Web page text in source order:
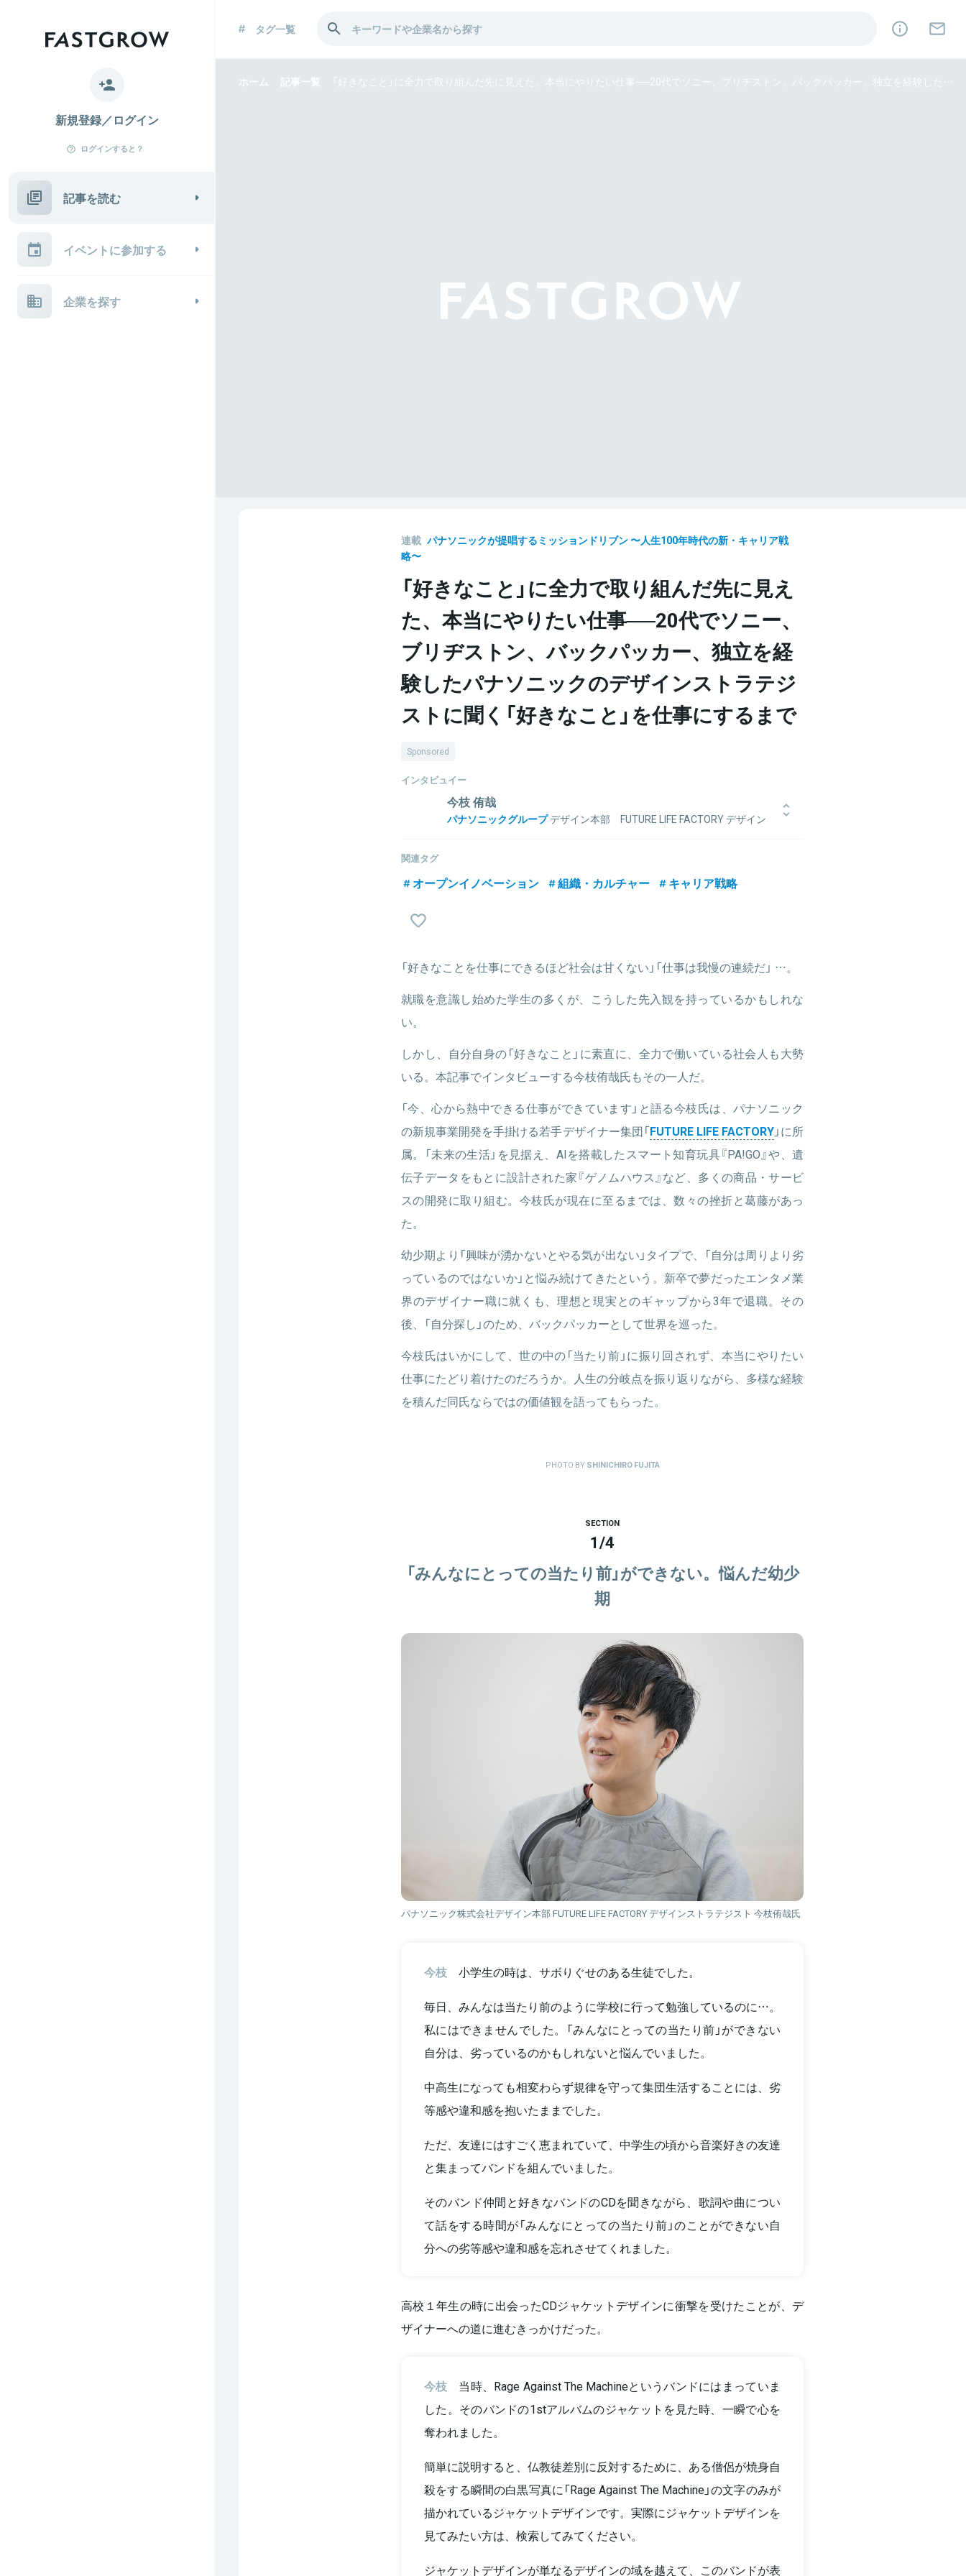
新規登録／ログイン
ログインすると？
記事を読む
イベントに参加する
企業を探す
タグ一覧
ホーム 記事一覧 「好きなこと」に全力で取り組んだ先に見えた、本当にやりたい仕事──20代でソニー、ブリヂストン、バックパッカー、独立を経験したパナソニックのデザインストラテジストに聞く「好きなこと」を仕事にするまで
連載 パナソニックが提唱するミッションドリブン 〜人生100年時代の新・キャリア戦
略〜
「好きなこと」に全力で取り組んだ先に見え
た、本当にやりたい仕事──20代でソニー、
ブリヂストン、バックパッカー、独立を経
験したパナソニックのデザインストラテジ
ストに聞く「好きなこと」を仕事にするまで
Sponsored
インタビュイー
今枝 侑哉
パナソニックグループデザイン本部 FUTURE LIFE FACTORY デザイン
新卒で株式会社ソニー・インタラクティブエンターテインメント入社。
その後フリーランスにて主に新規事業のデザインコンサルティング業務を経て、
先行デザイン開発のプロジェクトリードやミラノサローネ2018のブランドビジョン発信
関連情報をみる
関連タグ
オープンイノベーション 組織・カルチャー キャリア戦略
「好きなことを仕事にできるほど社会は甘くない」「仕事は我慢の連続だ」 …。
就職を意識し始めた学生の多くが、こうした先入観を持っているかもしれな
い。
しかし、自分自身の「好きなこと」に素直に、全力で働いている社会人も大勢
いる。本記事でインタビューする今枝侑哉氏もその一人だ。
「今、心から熱中できる仕事ができています」と語る今枝氏は、パナソニック
の新規事業開発を手掛ける若手デザイナー集団「FUTURE LIFE FACTORY」に所
属。「未来の生活」を見据え、AIを搭載したスマート知育玩具『PA!GO』や、遺
伝子データをもとに設計された家『ゲノムハウス』など、多くの商品・サービ
スの開発に取り組む。今枝氏が現在に至るまでは、数々の挫折と葛藤があっ
た。
幼少期より「興味が湧かないとやる気が出ない」タイプで、「自分は周りより劣
っているのではないか」と悩み続けてきたという。新卒で夢だったエンタメ業
界のデザイナー職に就くも、理想と現実とのギャップから3年で退職。その
後、「自分探し」のため、バックパッカーとして世界を巡った。
今枝氏はいかにして、世の中の「当たり前」に振り回されず、本当にやりたい
仕事にたどり着けたのだろうか。人生の分岐点を振り返りながら、多様な経験
を積んだ同氏ならではの価値観を語ってもらった。
PHOTO BYSHINICHIRO FUJITA
SECTION
1/4
「みんなにとっての当たり前」ができない。悩んだ幼少
期
パナソニック株式会社デザイン本部 FUTURE LIFE FACTORY デザインストラテジスト 今枝侑哉氏
今枝
小学生の時は、サボりぐせのある生徒でした。
毎日、みんなは当たり前のように学校に行って勉強しているのに…。
私にはできませんでした。「みんなにとっての当たり前」ができない
自分は、劣っているのかもしれないと悩んでいました。
中高生になっても相変わらず規律を守って集団生活することには、劣
等感や違和感を抱いたままでした。
ただ、友達にはすごく恵まれていて、中学生の頃から音楽好きの友達
と集まってバンドを組んでいました。
そのバンド仲間と好きなバンドのCDを聞きながら、歌詞や曲につい
て話をする時間が「みんなにとっての当たり前」のことができない自
分への劣等感や違和感を忘れさせてくれました。
高校１年生の時に出会ったCDジャケットデザインに衝撃を受けたことが、デ
ザイナーへの道に進むきっかけだった。
今枝
当時、Rage Against The Machineというバンドにはまっていま
した。そのバンドの1stアルバムのジャケットを見た時、一瞬で心を
奪われました。
簡単に説明すると、仏教徒差別に反対するために、ある僧侶が焼身自
殺をする瞬間の白黒写真に「Rage Against The Machine」の文字のみが
描かれているジャケットデザインです。実際にジャケットデザインを
見てみたい方は、検索してみてください。
ジャケットデザインが単なるデザインの域を越えて、このバンドが表